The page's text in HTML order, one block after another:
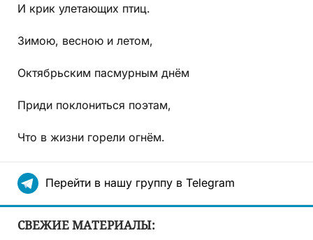
И крик улетающих птиц.
Зимою, весною и летом,
Октябрьским пасмурным днём
Приди поклониться поэтам,
Что в жизни горели огнём.
Перейти в нашу группу в Telegram
СВЕЖИЕ МАТЕРИАЛЫ: